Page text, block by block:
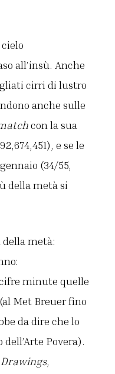
all’insù. Anche
cirri di lustro
anche sulle
con la sua
e se le
(34/55,
della metà si
della metà:
cifre minute quelle
Met Breuer fino
da dire che lo
Povera).
,